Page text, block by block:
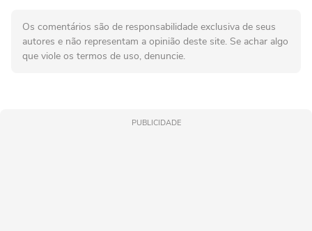
Os comentários são de responsabilidade exclusiva de seus
autores e não representam a opinião deste site. Se achar algo
que viole os termos de uso, denuncie.
PUBLICIDADE